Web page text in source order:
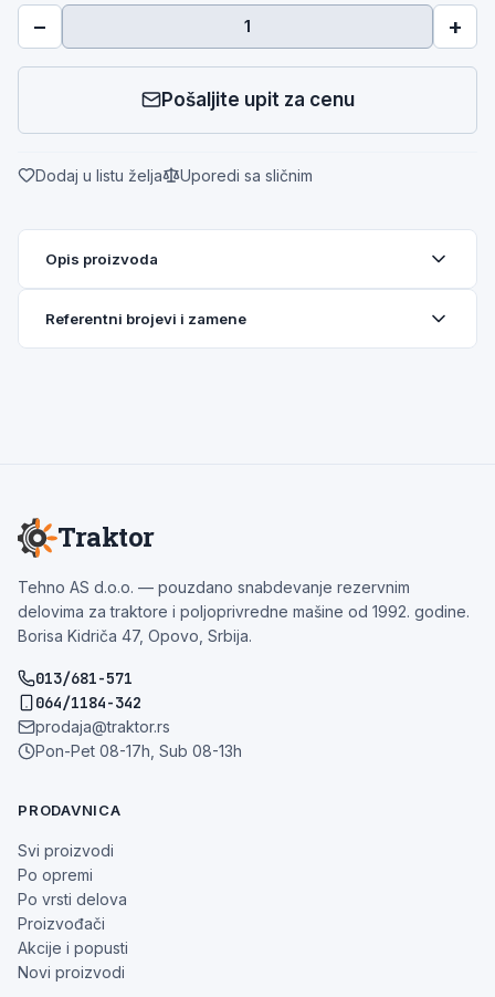
− +
Pošaljite upit za cenu
Dodaj u listu želja Uporedi sa sličnim
Opis proizvoda
Referentni brojevi i zamene
Traktor
Tehno AS d.o.o. — pouzdano snabdevanje rezervnim
delovima za traktore i poljoprivredne mašine od 1992. godine.
Borisa Kidriča 47, Opovo, Srbija.
013/681-571
064/1184-342
prodaja@traktor.rs
Pon-Pet 08-17h, Sub 08-13h
PRODAVNICA
Svi proizvodi
Po opremi
Po vrsti delova
Proizvođači
Akcije i popusti
Novi proizvodi